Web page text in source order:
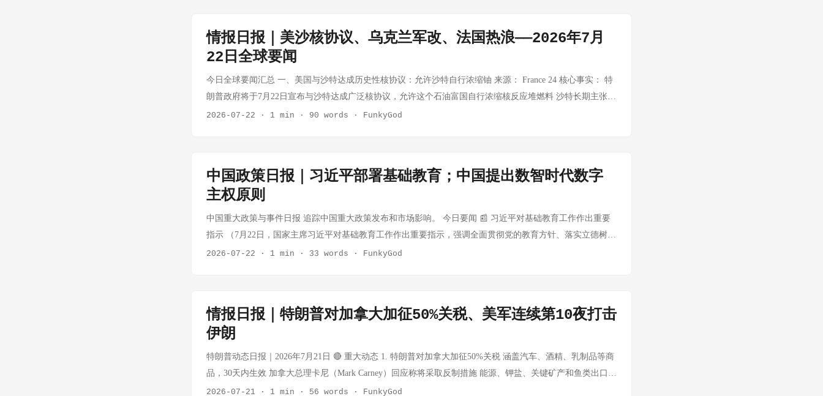
13次试飞完成，飞船在印度洋溅落，回收能力持续验证 🇯🇵 日本酷暑：连续5天出现"酷暑日"，刷新历史纪
录，极端气候风险上升 🇪🇺 国际象棋：世界国际象棋联合会俄籍主席遭欧盟制裁后宣布暂停职务 本期情报日
锁。本周公司披露的投资者关系记录显示，2026年下半年公司将继续深耕大客户合作，同时加大新零售渠道
开拓力度。公司预计2026年营收同比增长15%-20%，净利润增速高于营收增速得益于产品结构优化和规模效
应释放。 行业政策与标准动态 农业农村部等五部门联合推进预制菜产业高质量发展 农业农村部等五部门本周
联合印发《关于促进预制菜产业高质量发展的意见》，提出到2030年培育一批预制菜产业集群和龙头企业，
将更加注重产品真实属性，避免"凡菜皆可称预制"的概念泛化问题。标准起草组预计年内完成修订草案并公开
征求意见。 冷冻食品生产许可审查细则修订征求意见 市场监管总局本周就《冷冻食品生产许可审查细则》修
安全管控等。中小型冷冻食品企业普遍关注审查要求的调整方向。 冷链物流与基础设施 冷链物流暑运期间运
力紧张 进入暑运以来，生鲜电商和冷冻食品物流需求激增，冷链物流运力呈现阶段性紧张。农业农村部数据
显示，重点冷链物流企业7月平均出车率维持在85%以上高位，部分企业出车率超过90%。运力紧张叠加油价
区域和农产品产区。骨干基地的建设将有效降低预制菜和冷冻食品的物流成本，提升产品流通效率。 渠道动
态 预制菜社区团购渠道持续扩张 美团优选、多多买菜等社区团购平台本周发布夏季预制菜消费数据。数据显
示，6月-7月预制菜在社区团购渠道的GMV同比增长约35%，显著高于传统电商渠道增速。小规格、高性价比
产品是社区团购渠道的爆款密码，单价10-20元区间产品占该渠道销售额的60%以上。 便利店预制菜场景化运
营趋势明显 全家、7-Eleven等便利店品牌本周推出针对暑期出行场景的预制菜新品组合，包括旅途简餐、户
外野餐等主题套餐。便利店渠道凭借即时性和便利性优势，成为预制菜增量渠道之一。行业数据显示，预制
中国方案 来源：工信部 | 新华社 核心事实：7月17日，国家主席习近平在上海出席2026世界人工智能大会暨人
工智能全球治理高级别会议开幕式，发表题为《携手构建公正合理的全球人工智能治理体系》的主旨讲话。
全球治理。 分析：本次大会最重要的成果是世界人工智能合作组织在上海成立。中方宣布未来5年向发展中国
家提供5000个人工智能专题培训名额，在东盟、阿盟、非盟、拉共体、上合组织、金砖国家建设国际人工智
能应用合作中心，推动气象预警方案"妈祖"在30个国家落地。这套"AI版一带一路"叙事，核心逻辑是：用中国
心事实：黑石集团第二季度可分配收益大涨26%至19.8亿美元，核心驱动力来自人工智能相关投资。这家顶级
资管巨头在全美AI基建赛道多板块投资兑现收益，覆盖私募股权、私募信贷、不动产等全部核心业务板块。
分析：黑石的AI投资逻辑很简单：无论OpenAI还是Anthropic最终谁赢，它们都需要数据中心、用电设施、冷
却系统——而这些是黑石的长项。这是一种"淘金热卖水"的叙事，但比纯粹的AI应用层投资更抗周期。真正
的风险在于：AI基建已经过热，北美数据中心的空置率正在上升，而电力瓶颈会在2027-2028年集中显现。黑
石能否在周期顶部顺利退出，将是判断这轮AI泡沫何时见顶的关键指标。 普冉股份净利润暴增1925%：存储
AIoT领域。 分析：存储芯片的景气周期本质是AI训练需求拉动的HBM和高带宽存储器的溢出效应。普冉作为
非HBM玩家，其增长说明本轮景气并非只有头部受益，中低端通用存储同样受益于AI推理侧的普及。但
为新一轮冲突的导火索——以色列极右翼内阁成员已明确反对部分巴勒斯坦人返回北部。 海底电缆遭破坏疑
云：北约首次启动集体响应 来源：Suspected Sabotage of Deep-Sea Cable Triggers First NATO-Led Response 核
心事实：欧洲附近海域深海底通信电缆发生疑似破坏事件，北约首次以集体安全框架启动调查与应对程序。
事件具体细节（时间、地点、涉事方）尚未公开，但破坏基础设施的做法已触动北约神经。 分析：海底电缆
Model Is Broken, and No One Has a Plan B 核心事实：德国经济2026年持续低迷，WSJ刊发重磅分析指出德国出
口导向型增长模式已不可持续。对华出口下降、能源价格高企、汽车产业转型滞后、官僚体系僵化等多重因
结。过去二十年，德国大企业将中高端制造业嵌入中国供应链，获得了巨大收益，但现在这条路径已不再成
立。更深层的问题是：德国没有Plan B——既没有足够的数字经济，也没有足够的内需市场，更没有统一的欧
元区财政转移机制来缓冲各国差异。欧盟内部裂痕因此加深，意大利、法国与德国的政策分歧正在公开化。
果民主共和国东部的行动急剧升级，攻入了具有"安全区"地位的城市。该城市是人道主义援助的关键枢纽，联
合国维和部队与刚果政府军联手也难以遏制叛军推进速度。 分析：这场冲突不是内战，而是具有明显外国干
预特征的区域代理人战争。卢旺达介入刚果东部的根本动机是控制当地钶钽铁矿（Coltan）等关键矿产资源的
供应链。联合国维和能力在这类冲突中进退两难——既缺乏强制执行和平的授权，又面临维和人员伤亡风
险。非洲大湖区的资源争夺战，正在成为全球矿产供应链安全最被低估的定时炸弹。 北京对美释出对话信
号：中方愿与特朗普团队接触 来源：Beijing Signals Readiness to Talk to Trump's Team, Even Old Foes ...
情报日报｜美沙核协议、乌克兰军改、法国热浪——2026年7月
22日全球要闻
今日全球要闻汇总 一、美国与沙特达成历史性核协议：允许沙特自行浓缩铀 来源： France 24 核心事实： 特
朗普政府将于7月22日宣布与沙特达成广泛核协议，允许这个石油富国自行浓缩核反应堆燃料 沙特长期主张其
拥有民用核项目的权利，但以色列和政策专家警告这可能在地区引发核扩散威胁 该协议尚待国会批准，料将
将进一步瓦解。 二、乌克兰军改风暴：军队总参谋长被解职 来源： France 24 核心事实： 在大规模街头抗议
持续数日后，泽连斯基于7月21日宣布解除军队总参谋长奥莱克桑德尔·瑟尔斯基的职务 抗议起因是上周国防
部长米哈伊洛·费多罗夫被解职，民众指控瑟尔斯基迫使部长下台，并指责其不愿推动军队现代化改革 新任总
参谋长由米哈伊洛·达普拉提接任，这是俄罗斯全面入侵以来乌克兰军方最大规模的人事地震 分析： 乌克兰
同时申请追加670亿美元紧急资金，以维持战争持续运转 听证会火药味十足，两党议员均对军事战略和资金去
向提出尖锐质疑 分析： 375亿美元只是直接军事支出，算上间接成本（难民潮、油价波动、地区安全恶化）
暴露了一个尴尬现实：这场战争没有明确终点，预算黑洞还在扩大。 四、德国批准争议法俄核合资项目：燃
料棒工厂落地引发安全担忧 来源： France 24 核心事实： 德国环境部7月22日批准在西北部林根镇建设法俄合
资核燃料棒工厂 法国法马通公司（Framatome）子公司与俄罗斯国家原子能公司（Rosatom）合作，引发俄罗
2026-07-22 · 1 min · 90 words · FunkyGod
中国政策日报｜习近平部署基础教育；中国提出数智时代数字
主权原则
中国重大政策与事件日报 追踪中国重大政策发布和市场影响。 今日要闻 📰 习近平对基础教育工作作出重要
指示 （7月22日，国家主席习近平对基础教育工作作出重要指示，强调全面贯彻党的教育方针、落实立德树人
根本任务，培养德智体美劳全面发展的社会主义建设者和接班人。同日，全国基础教育工作会议在北京召
国代表团在联合国全球网络安全常设机制首次会议上提交立场文件，继网络主权后首次提出数字主权概念。
文件强调各国应有权基于国情自主选择AI等技术发展路径，不应被迫选边站队；重申多边主义，倡导与时俱
进制定网络国际规则。） 💡 [影响] 中国在全球网络治理规则制定中主动设置议程，数字主权概念有望成为未
来国际规则博弈的重要框架。 📰 王毅会见东盟秘书长高金洪 （7月22日，外交部长王毅在北京会见东盟秘书
2026-07-22 · 1 min · 33 words · FunkyGod
情报日报｜特朗普对加拿大加征50%关税、美军连续第10夜打击
伊朗
特朗普动态日报｜2026年7月21日 🔴 重大动态 1. 特朗普对加拿大加征50%关税 涵盖汽车、酒精、乳制品等商
品，30天内生效 加拿大总理卡尼（Mark Carney）回应称将采取反制措施 能源、钾盐、关键矿产和鱼类出口豁
免 白宫称此举为保护美国企业的必要措施 这是继钢铁铝材15%-50%关税、软木25%关税、汽车非美零件25%
2026-07-21 · 1 min · 56 words · FunkyGod